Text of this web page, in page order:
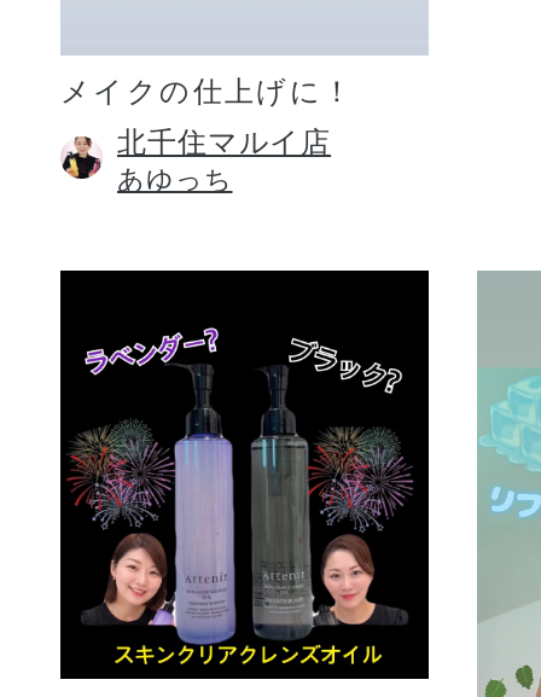
メイクの仕上げに！
北千住マルイ店
あゆっち